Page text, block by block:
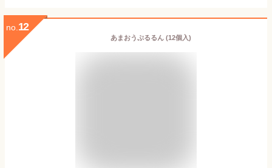
no. 12
あまおうぷるるん (12個入)